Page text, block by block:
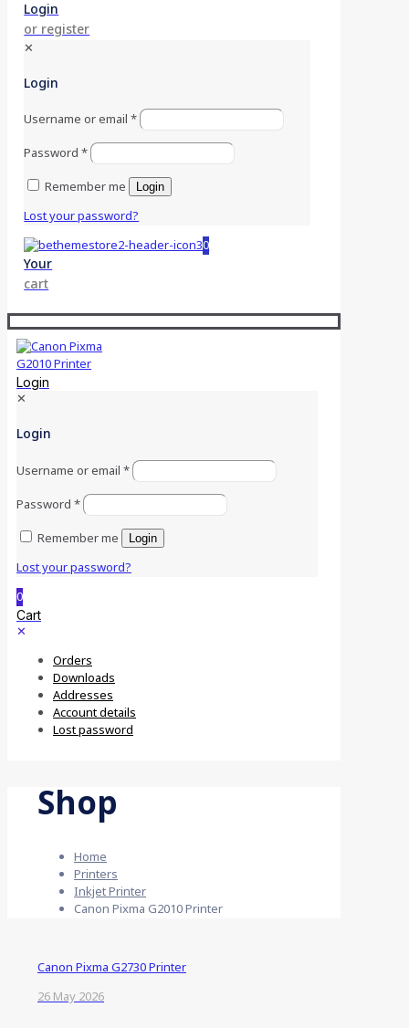
Login
or register
✕
Login
Username or email*
Password*
Remember me
Login
Lost your password?
0
Your
cart
Login
✕
Login
Username or email *
Password *
Remember me
Login
Lost your password?
0
Cart
✕
Orders
Downloads
Addresses
Account details
Lost password
Shop
Home
Printers
Inkjet Printer
Canon Pixma G2010 Printer
Canon Pixma G2730 Printer
26 May 2026